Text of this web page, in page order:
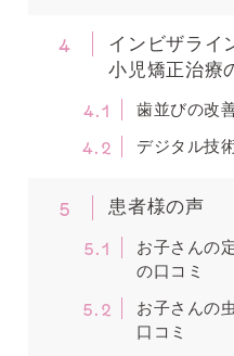
4
インビザライ
小児矯正治療
4.1 歯並びの改
4.2 デジタル技
5 患者様の声
5.1
お子さんの
の口コミ
5.2
お子さんの
口コミ